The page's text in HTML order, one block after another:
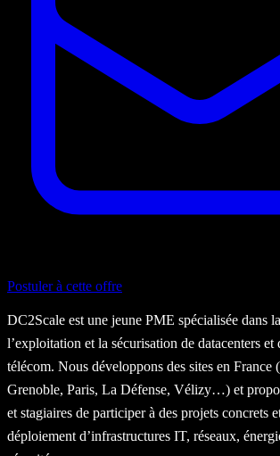
Postuler à cette offre
DC2Scale est une jeune PME spécialisée dans
l’exploitation et la sécurisation de datacenters et
télécom. Nous développons des sites en France
Grenoble, Paris, La Défense, Vélizy…) et
et stagiaires de participer à des projets concrets
déploiement d’infrastructures IT, réseaux,